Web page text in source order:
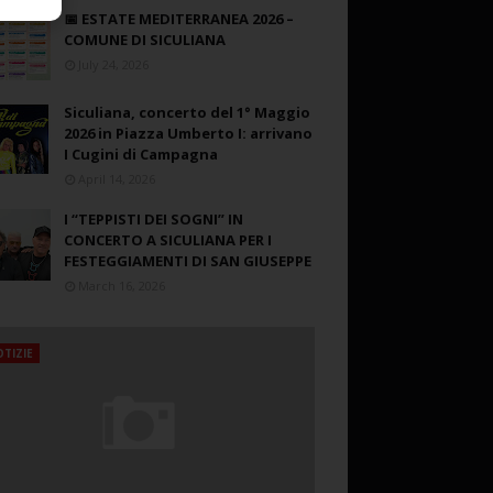
📅 ESTATE MEDITERRANEA 2026 –
COMUNE DI SICULIANA
Siculiana, concerto del 1° Maggio
2026 in Piazza Umberto I: arrivano
I Cugini di Campagna
I “TEPPISTI DEI SOGNI” IN
CONCERTO A SICULIANA PER I
FESTEGGIAMENTI DI SAN GIUSEPPE